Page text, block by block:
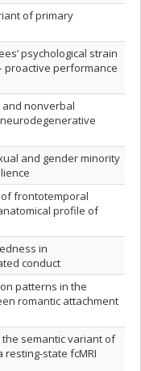
of primary
psychological strain
proactive performance
nonverbal
and gender minority
frontotemporal
profile of
in
conduct
patterns in the
romantic attachment
semantic variant of
fcMRI